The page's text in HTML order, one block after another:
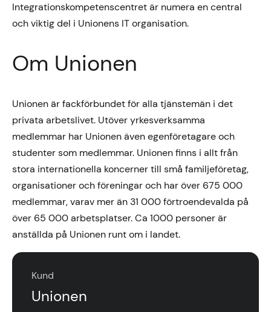
Integrationskompetenscentret är numera en central
och viktig del i Unionens IT organisation.
Om Unionen
Unionen är fackförbundet för alla tjänstemän i det
privata arbetslivet. Utöver yrkesverksamma
medlemmar har Unionen även egenföretagare och
studenter som medlemmar. Unionen finns i allt från
stora internationella koncerner till små familjeföretag,
organisationer och föreningar och har över 675 000
medlemmar, varav mer än 31 000 förtroendevalda på
över 65 000 arbetsplatser. Ca 1000 personer är
anställda på Unionen runt om i landet.
Kund
Unionen